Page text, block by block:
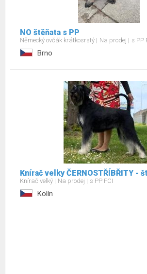
NO štěňata s PP
Německý ovčák krátkosrstý Na prodej s PP
Brno
Knírač velky ČERNOSTŘÍBŘITY -
Knírač velký Na prodej s PP FCI
Kolín